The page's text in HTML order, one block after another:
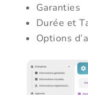
Garanties
Durée et
Options